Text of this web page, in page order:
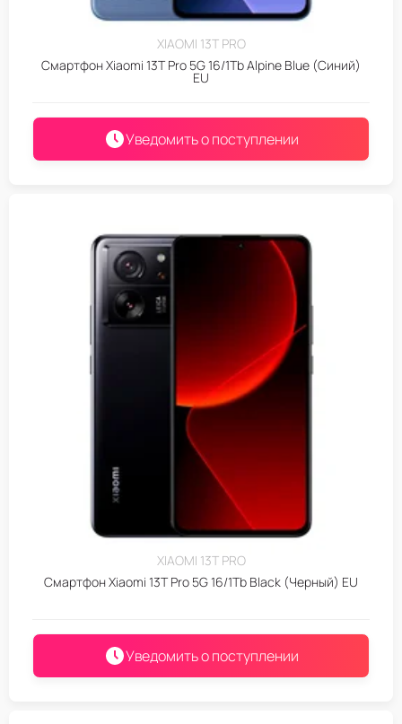
XIAOMI 13T PRO
Смартфон Xiaomi 13T Pro 5G 16/1Tb Alpine Blue (Синий)
EU
Уведомить о поступлении
XIAOMI 13T PRO
Смартфон Xiaomi 13T Pro 5G 16/1Tb Black (Черный) EU
Уведомить о поступлении